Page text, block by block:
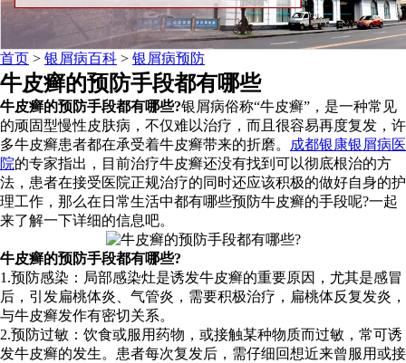
首页 > 银屑病百科 > 银屑病预防
牛皮癣的预防手段都有哪些
牛皮癣的预防手段都有哪些?银屑病俗称“牛皮癣”，是一种常见
的顽固型慢性皮肤病，不仅难以治疗，而且很容易再度复发，许
多牛皮癣患者都在承受着牛皮癣带来的折磨。
成都银康银屑病医
院的专家指出，目前治疗牛皮癣还没有找到可以彻底根治的方
法，患者在接受医院正规治疗的同时还应该积极的做好自身的护
理工作，那么在日常生活中都有哪些预防牛皮癣的手段呢?一起
来了解一下详细的信息吧。
牛皮癣的预防手段都有哪些?
1.预防感染：局部感染灶是诱发牛皮癣的重要原因，尤其是感冒
后，引发扁桃体炎、气管炎，需要积极治疗，扁桃体反复发炎，
与牛皮癣发作有密切关系。
2.预防过敏：饮食或服用药物，或接触某种物质而过敏，常可诱
发牛皮癣的发生。患者每次复发后，需仔细回想近来曾服用或接